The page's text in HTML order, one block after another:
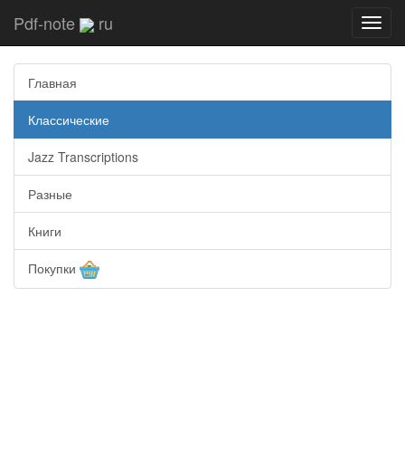
Pdf-note ru
Главная
Классические
Jazz Transcriptions
Разные
Книги
Покупки